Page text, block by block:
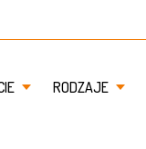
RODZAJE